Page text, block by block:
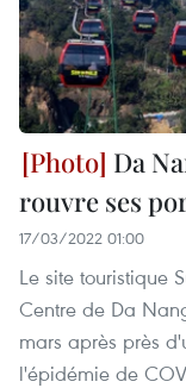
Da
rouvre ses
17/03/2022 01:00
Le site touristique
Centre de Da
mars après près
l'épidémie de